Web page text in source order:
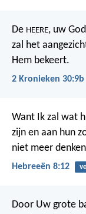
De HEERE, uw
zal het
Hem bekeert.
2 Kronieken 30:9b
Want Ik zal wat
zijn en aan hun
niet meer
Hebreeën 8:12
Door Uw grote